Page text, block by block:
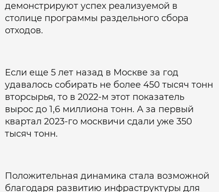
демонстрируют успех реализуемой в
столице программы раздельного сбора
отходов.
Если еще 5 лет назад в Москве за год
удавалось собирать не более 450 тысяч тонн
вторсырья, то в 2022-м этот показатель
вырос до 1,6 миллиона тонн. А за первый
квартал 2023-го москвичи сдали уже 350
тысяч тонн.
Положительная динамика стала возможной
благодаря развитию инфраструктуры для